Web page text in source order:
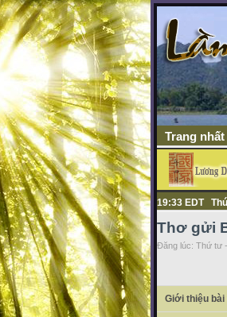
Trang nhất
19:33 EDT
Thơ gửi
Đăng lúc: Thứ tư
Giới thiệu